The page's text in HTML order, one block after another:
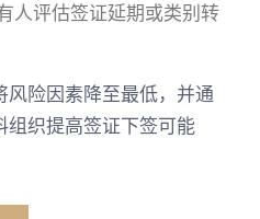
人评估签证延期或类别转
险因素降至最低，并通
组织提高签证下签可能